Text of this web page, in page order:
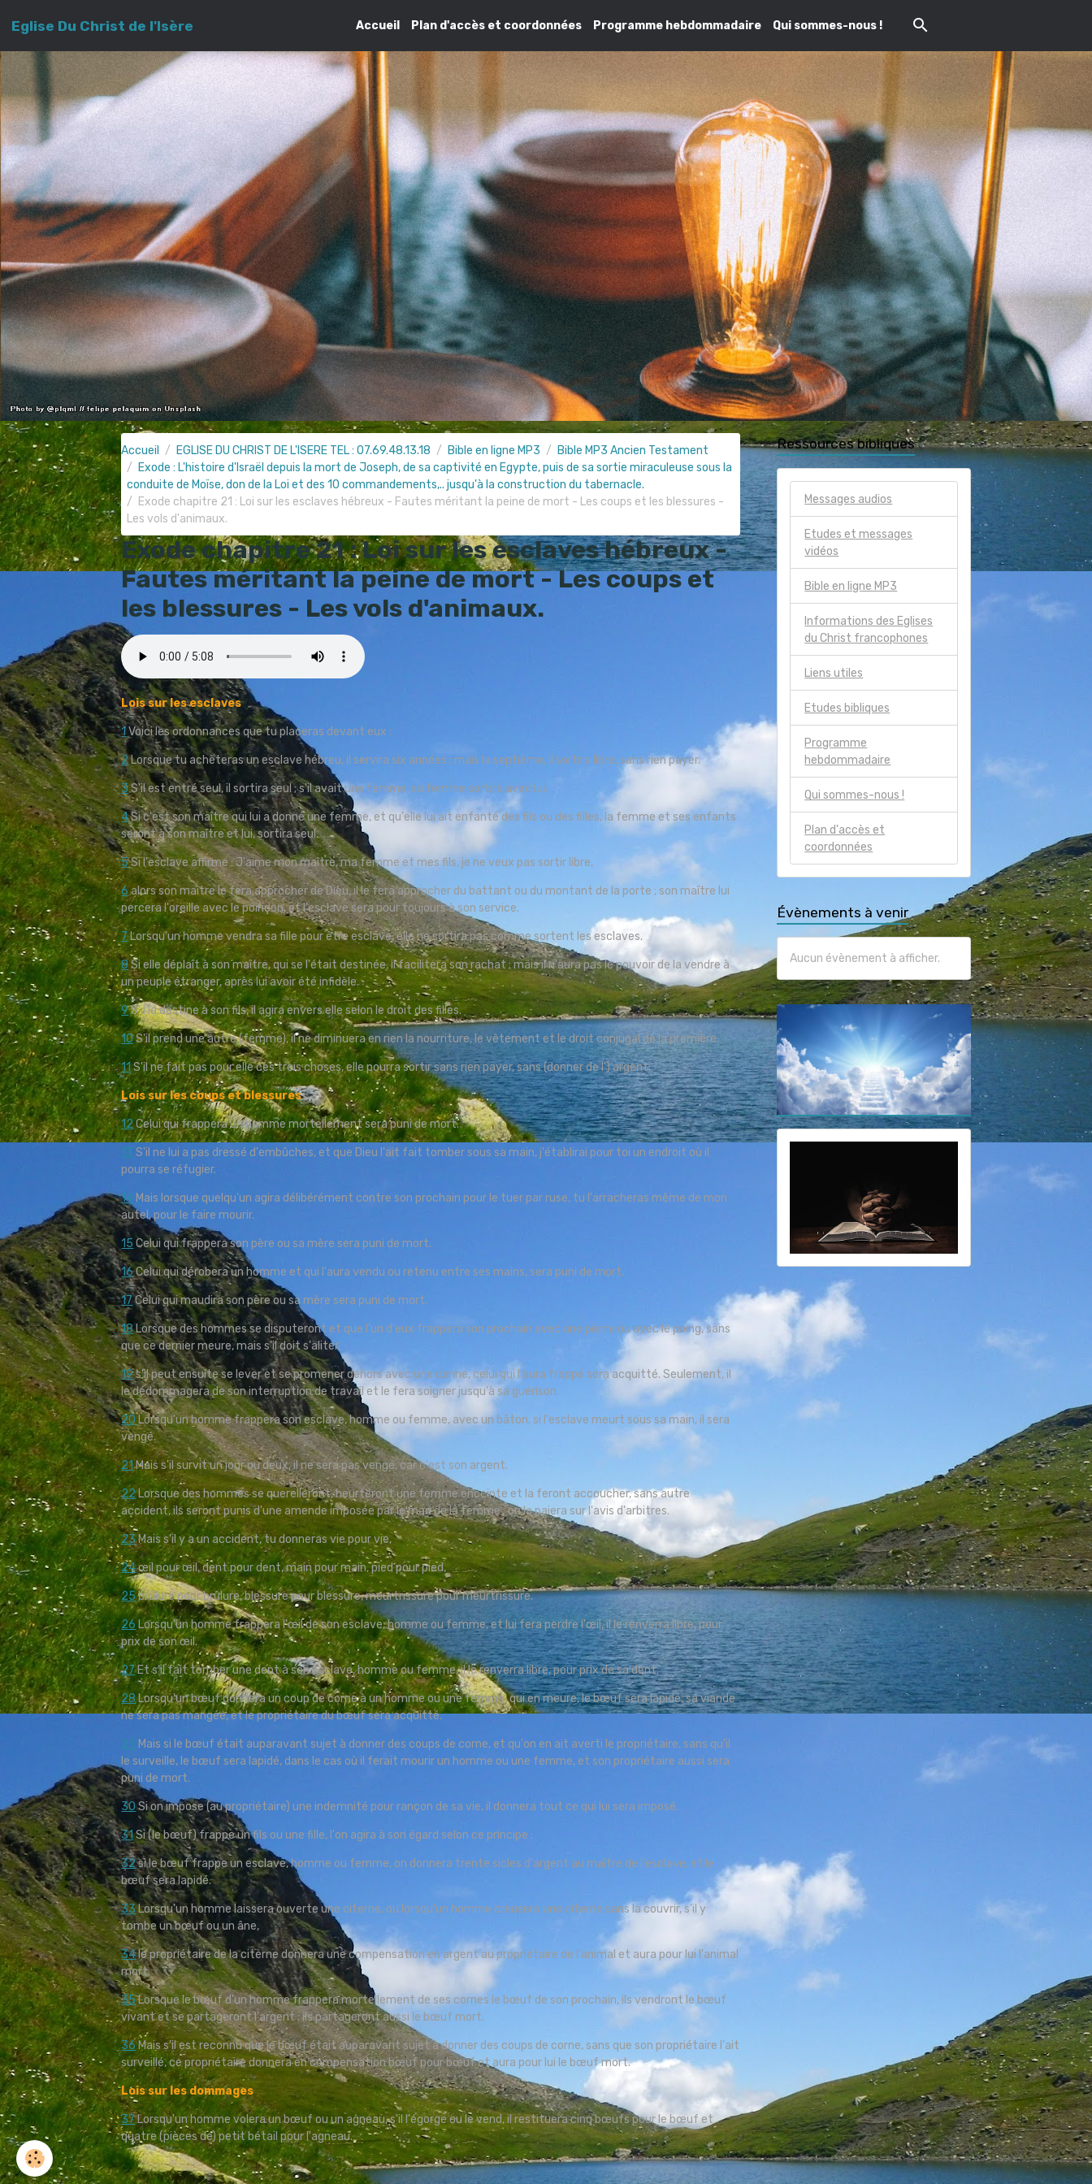
Eglise Du Christ de l'Isère Accueil Plan d'accès et coordonnées Programme hebdommadaire Qui sommes-nous !
Accueil EGLISE DU CHRIST DE L'ISERE TEL : 07.69.48.13.18 Bible en ligne MP3
Bible MP3 Ancien Testament
Exode : L'histoire d'Israël depuis la mort de Joseph, de sa captivité en Egypte, puis de sa sortie miraculeuse sous la
conduite de Moïse, don de la Loi et des 10 commandements,.. jusqu'à la construction du tabernacle.
Exode chapitre 21 : Loi sur les esclaves hébreux - Fautes méritant la peine de mort - Les coups et les blessures -
Les vols d'animaux.
Exode chapitre 21 : Loi sur les esclaves hébreux -
Fautes méritant la peine de mort - Les coups et
les blessures - Les vols d'animaux.
Lois sur les esclaves
1Voici les ordonnances que tu placeras devant eux :
2Lorsque tu achèteras un esclave hébreu, il servira six années ; mais la septième, il sortira libre, sans rien payer.
3S'il est entré seul, il sortira seul ; s'il avait une femme, sa femme sortira avec lui.
4Si c'est son maître qui lui a donné une femme, et qu'elle lui ait enfanté des fils ou des filles, la femme et ses enfants
seront à son maître et lui, sortira seul.
5Si l'esclave affirme : J'aime mon maître, ma femme et mes fils, je ne veux pas sortir libre,
6alors son maître le fera approcher de Dieu, il le fera approcher du battant ou du montant de la porte ; son maître lui
percera l'oreille avec le poinçon, et l'esclave sera pour toujours à son service.
7Lorsqu'un homme vendra sa fille pour être esclave, elle ne sortira pas comme sortent les esclaves.
8Si elle déplaît à son maître, qui se l'était destinée, il facilitera son rachat ; mais il n'aura pas le pouvoir de la vendre à
un peuple étranger, après lui avoir été infidèle.
9S'il la destine à son fils, il agira envers elle selon le droit des filles.
10S'il prend une autre (femme), il ne diminuera en rien la nourriture, le vêtement et le droit conjugal de la première.
11S'il ne fait pas pour elle ces trois choses, elle pourra sortir sans rien payer, sans (donner de l') argent.
Lois sur les coups et blessures
12Celui qui frappera un homme mortellement sera puni de mort.
13 S'il ne lui a pas dressé d'embûches, et que Dieu l'ait fait tomber sous sa main, j'établirai pour toi un endroit où il
pourra se réfugier.
14 Mais lorsque quelqu'un agira délibérément contre son prochain pour le tuer par ruse, tu l'arracheras même de mon
autel, pour le faire mourir.
15 Celui qui frappera son père ou sa mère sera puni de mort.
16Celui qui dérobera un homme et qui l'aura vendu ou retenu entre ses mains, sera puni de mort.
17Celui qui maudira son père ou sa mère sera puni de mort.
18Lorsque des hommes se disputeront et que l'un d'eux frappera son prochain avec une pierre ou avec le poing, sans
que ce dernier meure, mais s'il doit s'aliter,
19s'il peut ensuite se lever et se promener dehors avec une canne, celui qui l'aura frappé sera acquitté. Seulement, il
le dédommagera de son interruption de travail et le fera soigner jusqu'à sa guérison.
20Lorsqu'un homme frappera son esclave, homme ou femme, avec un bâton, si l'esclave meurt sous sa main, il sera
vengé.
21Mais s'il survit un jour ou deux, il ne sera pas vengé, car c'est son argent.
22Lorsque des hommes se querelleront, heurteront une femme enceinte et la feront accoucher, sans autre
accident, ils seront punis d'une amende imposée par le mari de la femme ; on la paiera sur l'avis d'arbitres.
23Mais s'il y a un accident, tu donneras vie pour vie,
24œil pour œil, dent pour dent, main pour main, pied pour pied,
25brûlure pour brûlure, blessure pour blessure, meurtrissure pour meurtrissure.
26 Lorsqu'un homme frappera l'œil de son esclave, homme ou femme, et lui fera perdre l'œil, il le renverra libre, pour
prix de son œil.
27Et s'il fait tomber une dent à son esclave, homme ou femme, il le renverra libre, pour prix de sa dent.
28Lorsqu'un bœuf donnera un coup de corne à un homme ou une femme, qui en meure, le bœuf sera lapidé, sa viande
ne sera pas mangée, et le propriétaire du bœuf sera acquitté.
29 Mais si le bœuf était auparavant sujet à donner des coups de corne, et qu'on en ait averti le propriétaire, sans qu'il
le surveille, le bœuf sera lapidé, dans le cas où il ferait mourir un homme ou une femme, et son propriétaire aussi sera
puni de mort.
30Si on impose (au propriétaire) une indemnité pour rançon de sa vie, il donnera tout ce qui lui sera imposé.
31Si (le bœuf) frappe un fils ou une fille, l'on agira à son égard selon ce principe ;
32si le bœuf frappe un esclave, homme ou femme, on donnera trente sicles d'argent au maître de l'esclave, et le
bœuf sera lapidé.
33Lorsqu'un homme laissera ouverte une citerne, ou lorsqu'un homme creusera une citerne sans la couvrir, s'il y
tombe un bœuf ou un âne,
34le propriétaire de la citerne donnera une compensation en argent au propriétaire de l'animal et aura pour lui l'animal
mort.
35Lorsque le bœuf d'un homme frappera mortellement de ses cornes le bœuf de son prochain, ils vendront le bœuf
vivant et se partageront l'argent ; ils partageront aussi le bœuf mort.
36Mais s'il est reconnu que le bœuf était auparavant sujet à donner des coups de corne, sans que son propriétaire l'ait
surveillé, ce propriétaire donnera en compensation bœuf pour bœuf et aura pour lui le bœuf mort.
Lois sur les dommages
37Lorsqu'un homme volera un bœuf ou un agneau, s'il l'égorge ou le vend, il restituera cinq bœufs pour le bœuf et
quatre (pièces de) petit bétail pour l'agneau.
Ressources bibliques
Messages audios
Etudes et messages
vidéos
Bible en ligne MP3
Informations des Eglises
du Christ francophones
Liens utiles
Etudes bibliques
Programme
hebdommadaire
Qui sommes-nous !
Plan d'accès et
coordonnées
Évènements à venir
Aucun évènement à afficher.